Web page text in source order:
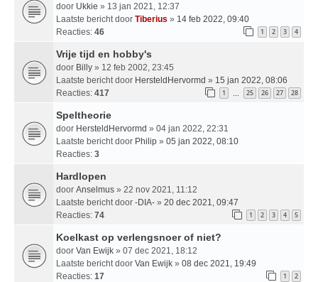
door Ukkie » 13 jan 2021, 12:37
Laatste bericht door Tiberius » 14 feb 2022, 09:40
Reacties: 46 1 2 3 4
Vrije tijd en hobby's
door Billy » 12 feb 2002, 23:45
Laatste bericht door HersteldHervormd » 15 jan 2022, 08:06
Reacties: 417 1 … 25 26 27 28
Speltheorie
door HersteldHervormd » 04 jan 2022, 22:31
Laatste bericht door Philip » 05 jan 2022, 08:10
Reacties: 3
Hardlopen
door Anselmus » 22 nov 2021, 11:12
Laatste bericht door -DIA- » 20 dec 2021, 09:47
Reacties: 74 1 2 3 4 5
Koelkast op verlengsnoer of niet?
door Van Ewijk » 07 dec 2021, 18:12
Laatste bericht door Van Ewijk » 08 dec 2021, 19:49
Reacties: 17 1 2